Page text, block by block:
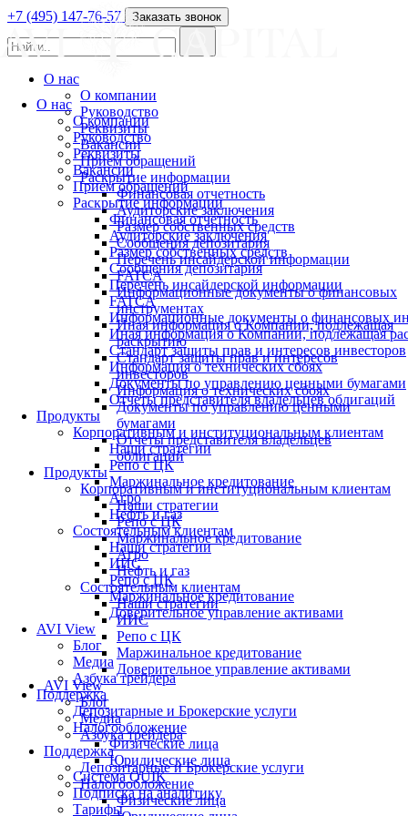
О нас
О компании
Руководство
Реквизиты
Вакансии
Прием обращений
Раскрытие информации
Финансовая отчетность
Аудиторские заключения
Размер собственных средств
Сообщения депозитария
Перечень инсайдерской информации
FATCA
Информационные документы о финансовых
Иная информация о Компании, подлежащая
Стандарт защиты прав и интересов инвесторов
Информация о технических сбоях
Документы по управлению ценными бумагами
Отчеты представителя владельцев облигаций
Продукты
Корпоративным и институциональным клиентам
Наши стратегии
Репо с ЦК
Маржинальное кредитование
Агро
Нефть и газ
Состоятельным клиентам
Наши стратегии
ИИС
Репо с ЦК
Маржинальное кредитование
Доверительное управление активами
AVI View
Блог
Медиа
Азбука трейдера
Поддержка
Депозитарные и Брокерские услуги
Налогообложение
Физические лица
Юридические лица
Система QUIK
Подписка на аналитику
Тарифы
+7 (495) 147-76-57 Заказать звонок
О нас
О компании
Руководство
Реквизиты
Вакансии
Прием обращений
Раскрытие информации
Финансовая отчетность
Аудиторские заключения
Размер собственных средств
Сообщения депозитария
Перечень инсайдерской информации
FATCA
Информационные документы о финансовых
инструментах
Иная информация о Компании, подлежащая
раскрытию
Стандарт защиты прав и интересов
инвесторов
Информация о технических сбоях
Документы по управлению ценными
бумагами
Отчеты представителя владельцев
облигаций
Продукты
Корпоративным и институциональным клиентам
Наши стратегии
Репо с ЦК
Маржинальное кредитование
Агро
Нефть и газ
Состоятельным клиентам
Наши стратегии
ИИС
Репо с ЦК
Маржинальное кредитование
Доверительное управление активами
AVI View
Блог
Медиа
Азбука трейдера
Поддержка
Депозитарные и Брокерские услуги
Налогообложение
Физические лица